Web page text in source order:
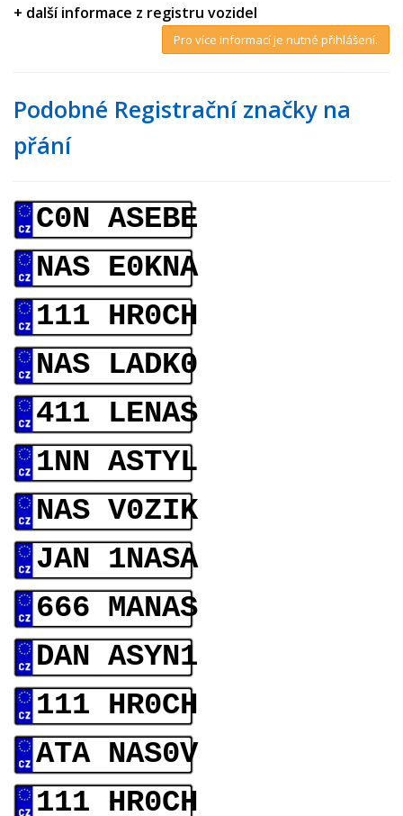
+ další informace z registru vozidel
Pro více informací je nutné přihlášení.
Podobné Registrační značky na
přání
C0N ASEBE
NAS E0KNA
111 HR0CH
NAS LADK0
411 LENAS
1NN ASTYL
NAS V0ZIK
JAN 1NASA
666 MANAS
DAN ASYN1
111 HR0CH
ATA NAS0V
111 HR0CH